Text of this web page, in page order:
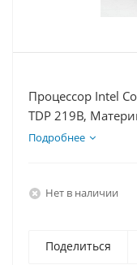
Процессор Intel
TDP 219В,
Видеокарта RTX
Подробнее
Нет в наличии
Поделиться